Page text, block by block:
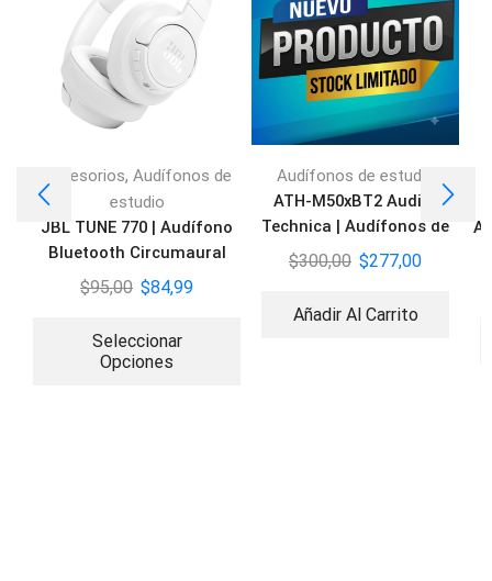
Accesorios, Audífonos de
estudio
JBL TUNE 770 | Audífono
Bluetooth Circumaural
$95,00 $84,99
Seleccionar
Opciones
Audífonos de estudio
ATH-M50xBT2 Audio-
Technica | Audífonos de
Estudio BT
$300,00 $277,00
Añadir Al Carrito